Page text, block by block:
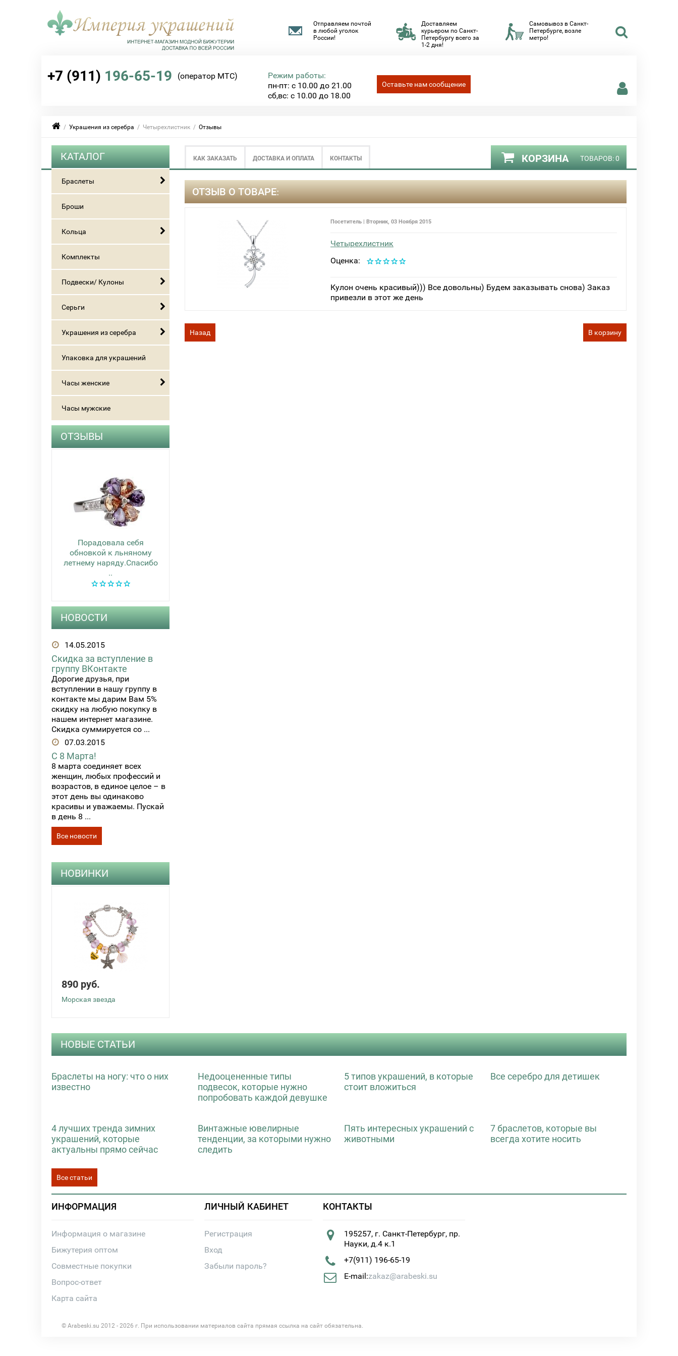
Самовывоз в Санкт-
Петербурге, возле
метро!
Доставляем
курьером по Санкт-
Петербургу всего за
1-2 дня!
Отправляем почтой
в любой уголок
России!
+7 (911) 196-65-19 (оператор МТС)
Режим работы:
пн-пт: с 10.00 до 21.00
сб,вс: с 10.00 до 18.00
Оставьте нам сообщение
/ Украшения из серебра / Четырехлистник / Отзывы
КОРЗИНА ТОВАРОВ:0
КАК ЗАКАЗАТЬ ДОСТАВКА И ОПЛАТА КОНТАКТЫ
КАТАЛОГ
Браслеты
Броши
Кольца
Комплекты
Подвески/ Кулоны
Серьги
Украшения из серебра
Упаковка для украшений
Часы женские
Часы мужские
ОТЗЫВЫ
Порадовала себя
обновкой к льняному
летнему наряду.Спасибо
..
НОВОСТИ
14.05.2015
Скидка за вступление в
группу ВКонтакте
Дорогие друзья, при
вступлении в нашу группу в
контакте мы дарим Вам 5%
скидку на любую покупку в
нашем интернет магазине.
Скидка суммируется со ...
07.03.2015
С 8 Марта!
8 марта соединяет всех
женщин, любых профессий и
возрастов, в единое целое – в
этот день вы одинаково
красивы и уважаемы. Пускай
в день 8 ...
Все новости
НОВИНКИ
890 руб.
Морская звезда
ОТЗЫВ О ТОВАРЕ:
Посетитель | Вторник, 03 Ноября 2015
Четырехлистник
Оценка:
Кулон очень красивый))) Все довольны) Будем заказывать снова) Заказ
привезли в этот же день
В корзину
Назад
НОВЫЕ СТАТЬИ
Браслеты на ногу: что о них
известно
Недооцененные типы
подвесок, которые нужно
попробовать каждой девушке
5 типов украшений, в которые
стоит вложиться
Все серебро для детишек
4 лучших тренда зимних
украшений, которые
актуальны прямо сейчас
Винтажные ювелирные
тенденции, за которыми нужно
следить
Пять интересных украшений с
животными
7 браслетов, которые вы
всегда хотите носить
Все статьи
ИНФОРМАЦИЯ
Информация о магазине
Бижутерия оптом
Совместные покупки
Вопрос-ответ
Карта сайта
ЛИЧНЫЙ КАБИНЕТ
Регистрация
Вход
Забыли пароль?
КОНТАКТЫ
195257, г. Санкт-Петербург, пр.
Науки, д.4 к.1
+7(911) 196-65-19
E-mail:zakaz@arabeski.su
© Arabeski.su 2012 - 2026 г. При использовании материалов сайта прямая ссылка на сайт обязательна.